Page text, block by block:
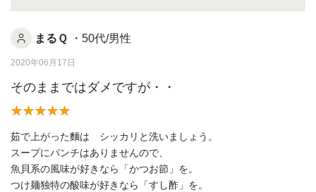
まるＱ ・50代/男性
2020年06月17日
そのままではダメですが・・
茹で上がった麵は シッカリと洗いましょう。
スープにパンチはありませんので、
魚貝系の風味が好きなら「かつお節」を。
つけ麺独特の酸味が好きなら「すし酢」を。